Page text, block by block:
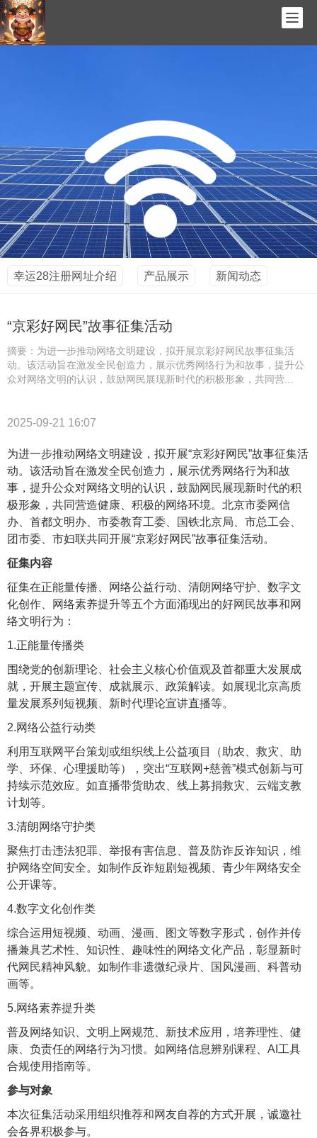
幸运28注册网址介绍 产品展示 新闻动态
“京彩好网民”故事征集活动
摘要：为进一步推动网络文明建设，拟开展京彩好网民故事征集活
动。该活动旨在激发全民创造力，展示优秀网络行为和故事，提升公
众对网络文明的认识，鼓励网民展现新时代的积极形象，共同营...
2025-09-21 16:07
为进一步推动网络文明建设，拟开展“京彩好网民”故事征集活
动。该活动旨在激发全民创造力，展示优秀网络行为和故
事，提升公众对网络文明的认识，鼓励网民展现新时代的积
极形象，共同营造健康、积极的网络环境。北京市委网信
办、首都文明办、市委教育工委、国铁北京局、市总工会、
团市委、市妇联共同开展“京彩好网民”故事征集活动。
征集内容
征集在正能量传播、网络公益行动、清朗网络守护、数字文
化创作、网络素养提升等五个方面涌现出的好网民故事和网
络文明行为：
1.正能量传播类
围绕党的创新理论、社会主义核心价值观及首都重大发展成
就，开展主题宣传、成就展示、政策解读。如展现北京高质
量发展系列短视频、新时代理论宣讲直播等。
2.网络公益行动类
利用互联网平台策划或组织线上公益项目（助农、救灾、助
学、环保、心理援助等），突出“互联网+慈善”模式创新与可
持续示范效应。如直播带货助农、线上募捐救灾、云端支教
计划等。
3.清朗网络守护类
聚焦打击违法犯罪、举报有害信息、普及防诈反诈知识，维
护网络空间安全。如制作反诈短剧短视频、青少年网络安全
公开课等。
4.数字文化创作类
综合运用短视频、动画、漫画、图文等数字形式，创作并传
播兼具艺术性、知识性、趣味性的网络文化产品，彰显新时
代网民精神风貌。如制作非遗微纪录片、国风漫画、科普动
画等。
5.网络素养提升类
普及网络知识、文明上网规范、新技术应用，培养理性、健
康、负责任的网络行为习惯。如网络信息辨别课程、AI工具
合规使用指南等。
参与对象
本次征集活动采用组织推荐和网友自荐的方式开展，诚邀社
会各界积极参与。